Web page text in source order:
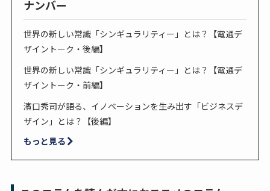
ナンバー
世界の新しい常識「シンギュラリティー」とは？【電通デ
ザイントーク・後編】
世界の新しい常識「シンギュラリティー」とは？【電通デ
ザイントーク・前編】
濱口秀司が語る、イノベーションを生み出す「ビジネスデ
ザイン」とは？【後編】
もっと見る